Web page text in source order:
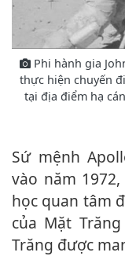
Phi hành gia
thực hiện chuyến
tại địa điểm hạ
Sứ mệnh Apollo 16 của NASA, được phóng
vào năm
học quan tâm
của Mặt
Trăng được